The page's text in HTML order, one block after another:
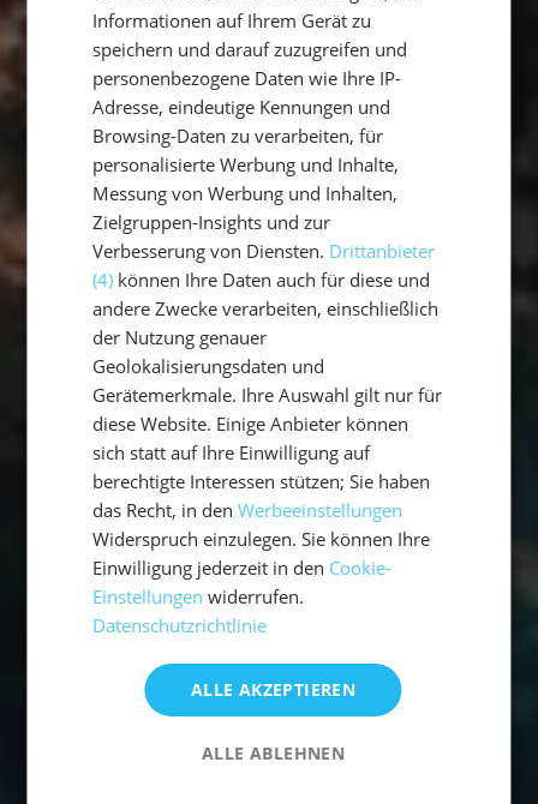
Informationen auf Ihrem Gerät zu
speichern und darauf zuzugreifen und
personenbezogene Daten wie Ihre IP-
Adresse, eindeutige Kennungen und
Browsing-Daten zu verarbeiten, für
personalisierte Werbung und Inhalte,
Messung von Werbung und Inhalten,
Zielgruppen-Insights und zur
Verbesserung von Diensten. Drittanbieter
(4) können Ihre Daten auch für diese und
andere Zwecke verarbeiten, einschließlich
der Nutzung genauer
Geolokalisierungsdaten und
Gerätemerkmale. Ihre Auswahl gilt nur für
diese Website. Einige Anbieter können
sich statt auf Ihre Einwilligung auf
berechtigte Interessen stützen; Sie haben
das Recht, in denWerbeeinstellungen
Widerspruch einzulegen. Sie können Ihre
Einwilligung jederzeit in den Cookie-
Einstellungen widerrufen.
Datenschutzrichtlinie
ALLE AKZEPTIEREN
ALLE ABLEHNEN